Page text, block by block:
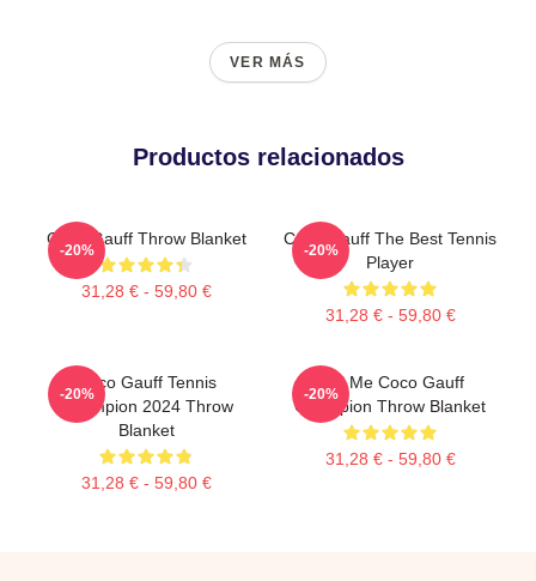
VER MÁS
Productos relacionados
Coco Gauff Throw Blanket
31,28 € - 59,80 €
-20%
Coco Gauff The Best Tennis
Player
31,28 € - 59,80 €
-20%
Coco Gauff Tennis
Champion 2024 Throw
Blanket
31,28 € - 59,80 €
-20%
Call Me Coco Gauff
Champion Throw Blanket
31,28 € - 59,80 €
-20%